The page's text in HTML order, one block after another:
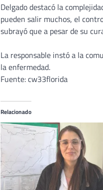
Delgado destacó la
pueden salir muchos, el
subrayó que a pesar de su
La responsable instó a la
la enfermedad.
Fuente: cw33florida
Relacionado